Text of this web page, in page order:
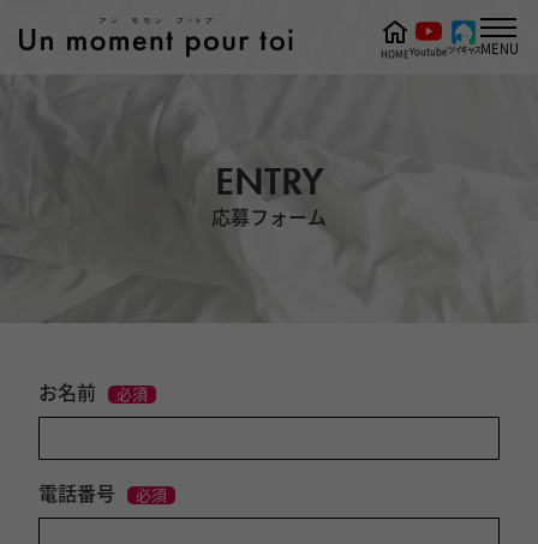
ENTRY
応募フォーム
HOMEYoutubeツイキャスMENU
お名前 必須
電話番号 必須